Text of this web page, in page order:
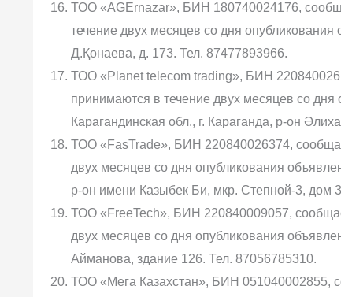
ТОО «AGErnazar», БИН 180740024176,
течение двух месяцев со дня опубликования
Д.Қонаева, д. 173. Тел. 87477893966.
ТОО «Planet telecom trading», БИН
принимаются в течение двух месяцев со
Карагандинская обл., г. Караганда, р-он
ТОО «FasTrade», БИН 220840026374,
двух месяцев со дня опубликования
р-он имени Казыбек Би, мкр. Степной-3, дом
ТОО «FreeTech», БИН 220840009057,
двух месяцев со дня опубликования
Айманова, здание 126. Тел. 87056785310.
ТОО «Мега Казахстан», БИН 051040002855,